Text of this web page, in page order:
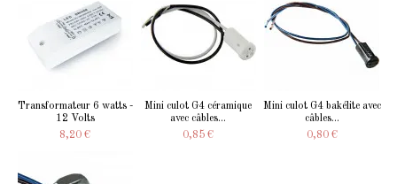
Transformateur 6 watts -
12 Volts
8,20 €
Mini culot G4 céramique
avec câbles...
0,85 €
Mini culot G4 bakélite avec
câbles...
0,80 €